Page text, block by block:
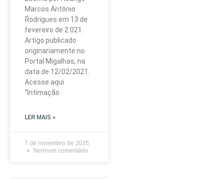
Marcos Antônio
Rodrigues em 13 de
fevereiro de 2.021.
Artigo publicado
originariamente no
Portal Migalhas, na
data de 12/02/2021.
Acesse aqui.
“Intimação
LER MAIS »
7 de novembro de 2025
Nenhum comentário